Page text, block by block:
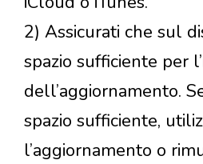
2) Assicurati che sul
spazio sufficiente per
dell’aggiornamento.
spazio sufficiente,
l’aggiornamento o